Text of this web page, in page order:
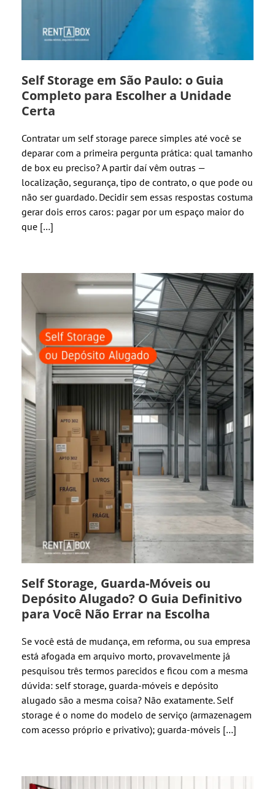
Self Storage em São Paulo: o Guia
Completo para Escolher a Unidade
Certa
Contratar um self storage parece simples até você se
deparar com a primeira pergunta prática: qual tamanho
de box eu preciso? A partir daí vêm outras —
localização, segurança, tipo de contrato, o que pode ou
não ser guardado. Decidir sem essas respostas costuma
gerar dois erros caros: pagar por um espaço maior do
que […]
Self Storage, Guarda-Móveis ou
Depósito Alugado? O Guia Definitivo
para Você Não Errar na Escolha
Se você está de mudança, em reforma, ou sua empresa
está afogada em arquivo morto, provavelmente já
pesquisou três termos parecidos e ficou com a mesma
dúvida: self storage, guarda-móveis e depósito
alugado são a mesma coisa? Não exatamente. Self
storage é o nome do modelo de serviço (armazenagem
com acesso próprio e privativo); guarda-móveis […]